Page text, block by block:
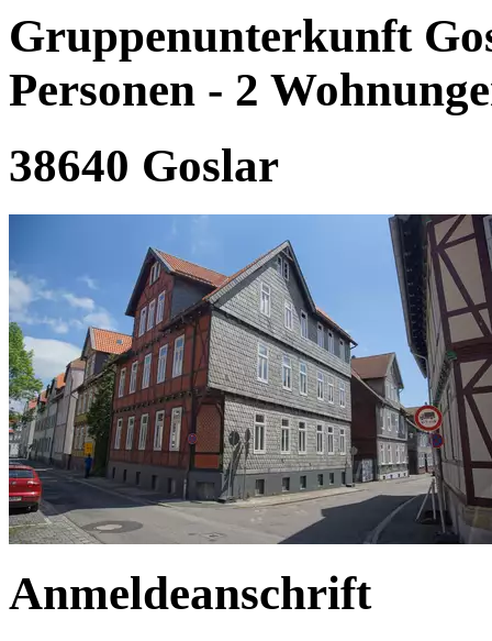
Gruppenunterkunft
Personen - 2
38640 Goslar
Anmeldeanschrift